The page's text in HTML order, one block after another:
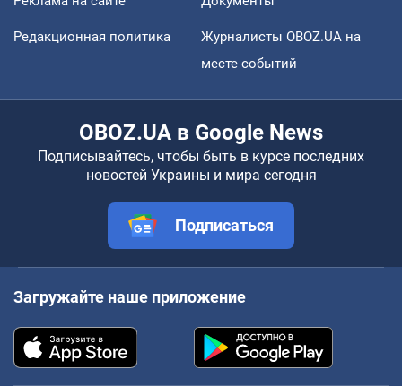
Редакционная политика
Журналисты OBOZ.UA на
месте событий
OBOZ.UA в Google News
Подписывайтесь, чтобы быть в курсе последних
новостей Украины и мира сегодня
Подписаться
Загружайте наше приложение